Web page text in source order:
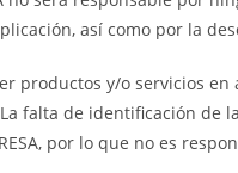
así como por la
productos y/o servicios
falta de identificación de
por lo que no es